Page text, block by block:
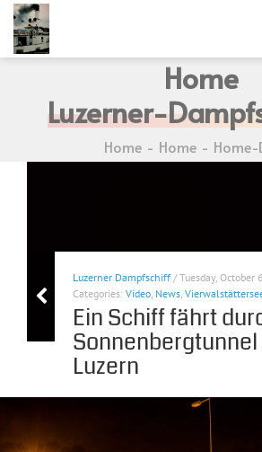
Home
Luzerner-
Home Home
Luzerner Dampfschiff / Tuesday, October
Categories:Video, News,
Ein Schiff fährt
Sonnenbergtunnel
Luzern